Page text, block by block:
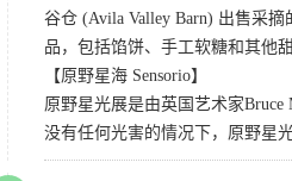
谷仓 (Avila Valley Barn) 出售采
品，包括馅饼、手工软糖和其他
【原野星海 Sensorio】
原野星光展是由英国艺术家
没有任何光害的情况下，原野星